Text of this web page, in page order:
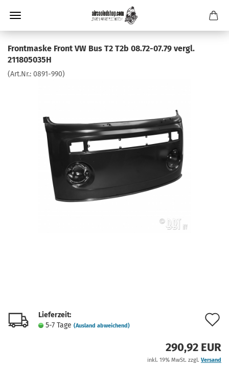
Frontmaske Front VW Bus T2 T2b 08.72-07.79 vergl.
211805035H
(Art.Nr.: 0891-990)
Lieferzeit:
5-7 Tage (Ausland abweichend)
290,92 EUR
inkl. 19% MwSt. zzgl. Versand